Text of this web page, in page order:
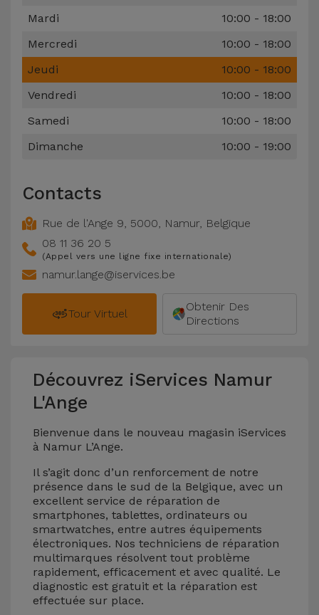
Accessoires
Mobilité,
Auto et
Vélo
Accessoires
d'ordinateur
iPad et
Tablette
Kids
Voir
Mardi
10:00 - 18:00
Mercredi
10:00 - 18:00
Jeudi
10:00 - 18:00
Vendredi
10:00 - 18:00
Samedi
10:00 - 18:00
Dimanche
10:00 - 19:00
Contacts
Rue de l'Ange 9, 5000, Namur, Belgique
08 11 36 20 5
(Appel vers une ligne fixe internationale)
namur.lange@iservices.be
Tour Virtuel
Obtenir Des
Directions
Découvrez iServices Namur
L'Ange
Bienvenue dans le nouveau magasin iServices
à Namur L’Ange.
Il s’agit donc d’un renforcement de notre
présence dans le sud de la Belgique, avec un
excellent service de réparation de
smartphones, tablettes, ordinateurs ou
smartwatches, entre autres équipements
électroniques. Nos techniciens de réparation
multimarques résolvent tout problème
rapidement, efficacement et avec qualité. Le
diagnostic est gratuit et la réparation est
effectuée sur place.